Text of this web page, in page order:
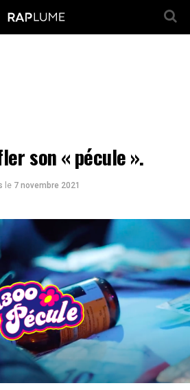
son « pécule ».
le 7 novembre 2021